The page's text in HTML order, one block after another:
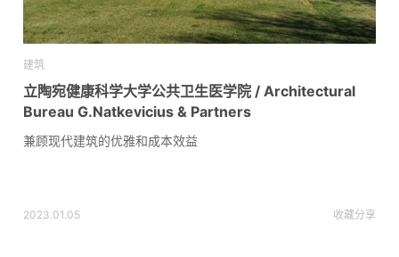
建筑
立陶宛健康科学大学公共卫生医学院 / Architectural
Bureau G.Natkevicius & Partners
兼顾现代建筑的优雅和成本效益
2023.01.05 收藏分享